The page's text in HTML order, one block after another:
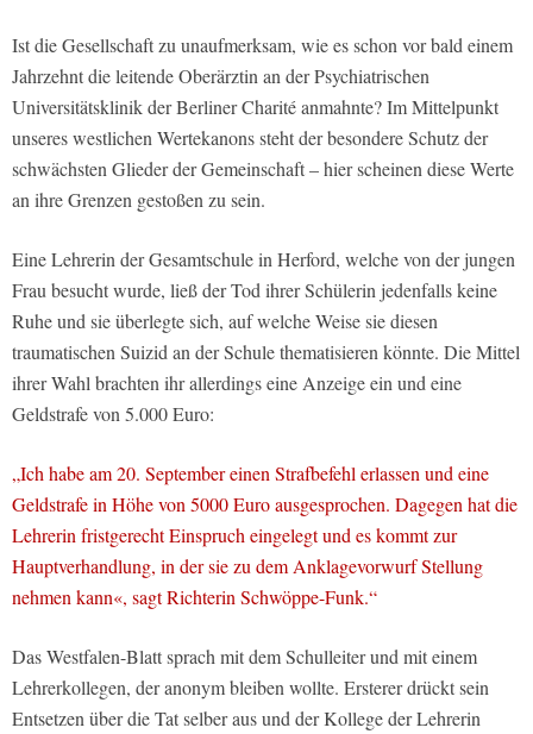
Ist die Gesellschaft zu unaufmerksam, wie es schon vor bald einem
Jahrzehnt die leitende Oberärztin an der Psychiatrischen
Universitätsklinik der Berliner Charité anmahnte? Im Mittelpunkt
unseres westlichen Wertekanons steht der besondere Schutz der
schwächsten Glieder der Gemeinschaft – hier scheinen diese Werte
an ihre Grenzen gestoßen zu sein.
Eine Lehrerin der Gesamtschule in Herford, welche von der jungen
Frau besucht wurde, ließ der Tod ihrer Schülerin jedenfalls keine
Ruhe und sie überlegte sich, auf welche Weise sie diesen
traumatischen Suizid an der Schule thematisieren könnte. Die Mittel
ihrer Wahl brachten ihr allerdings eine Anzeige ein und eine
Geldstrafe von 5.000 Euro:
„Ich habe am 20. September einen Strafbefehl erlassen und eine
Geldstrafe in Höhe von 5000 Euro ausgesprochen. Dagegen hat die
Lehrerin fristgerecht Einspruch eingelegt und es kommt zur
Hauptverhandlung, in der sie zu dem Anklagevorwurf Stellung
nehmen kann«, sagt Richterin Schwöppe-Funk.“
Das Westfalen-Blatt sprach mit dem Schulleiter und mit einem
Lehrerkollegen, der anonym bleiben wollte. Ersterer drückt sein
Entsetzen über die Tat selber aus und der Kollege der Lehrerin